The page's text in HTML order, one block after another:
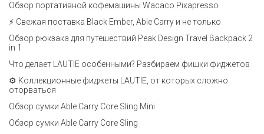
Обзор портативной кофемашины Wacaco Pixapresso
⚡ Свежая поставка Black Ember, Able Carry и не только
Обзор рюкзака для путешествий Peak Design Travel Backpack 2
in 1
Что делает LAUTIE особенными? Разбираем фишки фиджетов
⚙️ Коллекционные фиджеты LAUTIE, от которых сложно
оторваться
Обзор сумки Able Carry Core Sling Mini
Обзор сумки Able Carry Core Sling